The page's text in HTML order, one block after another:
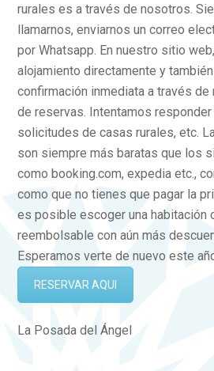
rurales es a través de nosotros.
llamarnos, enviarnos un correo
por Whatsapp. En nuestro sitio
alojamiento directamente y
confirmación inmediata a través
de reservas. Intentamos
solicitudes de casas rurales, etc.
son siempre más baratas que los
como booking.com, expedia etc.,
como que no tienes que pagar la
es posible escoger una habitación
reembolsable con aún más
Esperamos verte de nuevo este
RESERVAR AQUI
La Posada del Ángel